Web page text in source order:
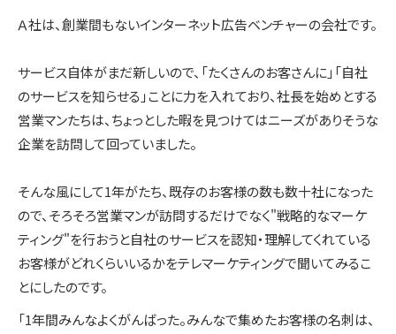
セミナー情報
インサイドセールス関連ブログ
Ａ社は、創業間もないインターネット広告ベンチャーの会社です。
サービス自体がまだ新しいので、「たくさんのお客さんに」「自社
のサービスを知らせる」ことに力を入れており、社長を始めとする
営業マンたちは、ちょっとした暇を見つけてはニーズがありそうな
企業を訪問して回っていました。
そんな風にして1年がたち、既存のお客様の数も数十社になった
ので、そろそろ営業マンが訪問するだけでなく"戦略的なマーケ
ティング"を行おうと自社のサービスを認知・理解してくれている
お客様がどれくらいいるかをテレマーケティングで聞いてみるこ
とにしたのです。
「1年間みんなよくがんばった。みんなで集めたお客様の名刺は、